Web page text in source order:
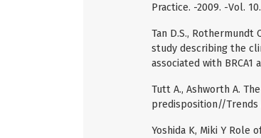
Practice. -2009. -Vol.
Tan D.S., Rothermundt
study describing the
associated with BRCA1
Tutt A., Ashworth A.
predisposition//Trends
Yoshida K, Miki Y Role